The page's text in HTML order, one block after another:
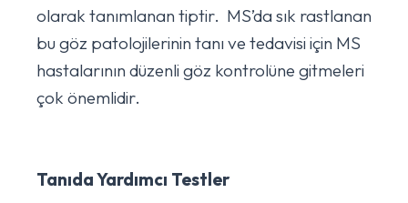
olarak tanımlanan tiptir. MS’da sık rastlanan
bu göz patolojilerinin tanı ve tedavisi için MS
hastalarının düzenli göz kontrolüne gitmeleri
çok önemlidir.
Tanıda Yardımcı Testler